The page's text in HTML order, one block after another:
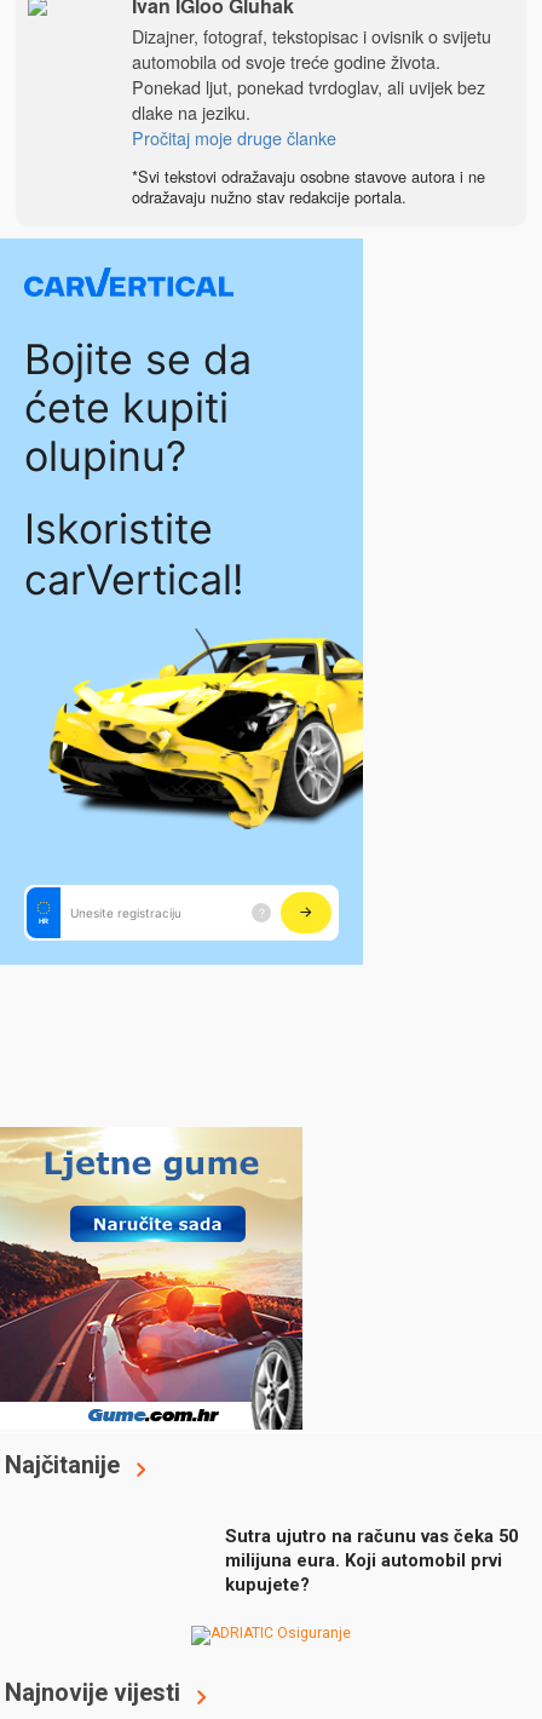
Ivan IGloo Gluhak
Dizajner, fotograf, tekstopisac i ovisnik o svijetu
automobila od svoje treće godine života.
Ponekad ljut, ponekad tvrdoglav, ali uvijek bez
dlake na jeziku.
Pročitaj moje druge članke
*Svi tekstovi odražavaju osobne stavove autora i ne
odražavaju nužno stav redakcije portala.
Najčitanije
Sutra ujutro na računu vas čeka 50
milijuna eura. Koji automobil prvi
kupujete?
Najnovije vijesti